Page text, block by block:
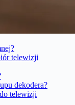
telewizji
dekodera?
telewizji